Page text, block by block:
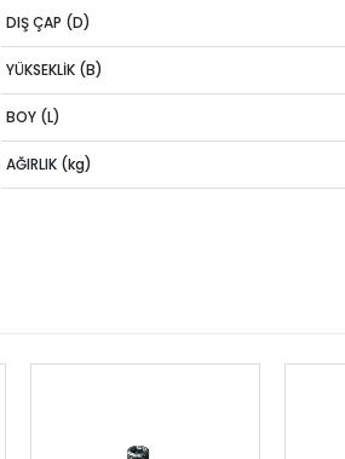
DIŞ ÇAP (D)
YÜKSEKLİK (B)
BOY (L)
AĞIRLIK (kg)